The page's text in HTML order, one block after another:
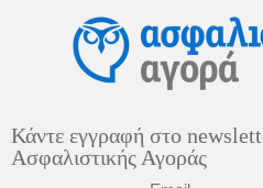
Κάντε εγγραφή στο
Ασφαλιστικής Αγοράς